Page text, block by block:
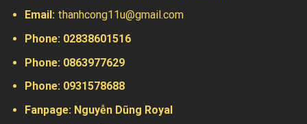
Email: thanhcong11u@gmail.com
Phone: 02838601516
Phone: 0863977629
Phone: 0931578688
Fanpage: Nguyễn Dũng Royal